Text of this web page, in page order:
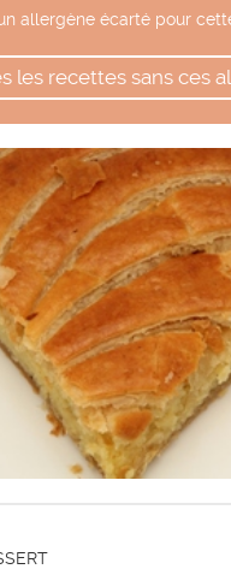
allergène écarté pour
les recettes sans ces